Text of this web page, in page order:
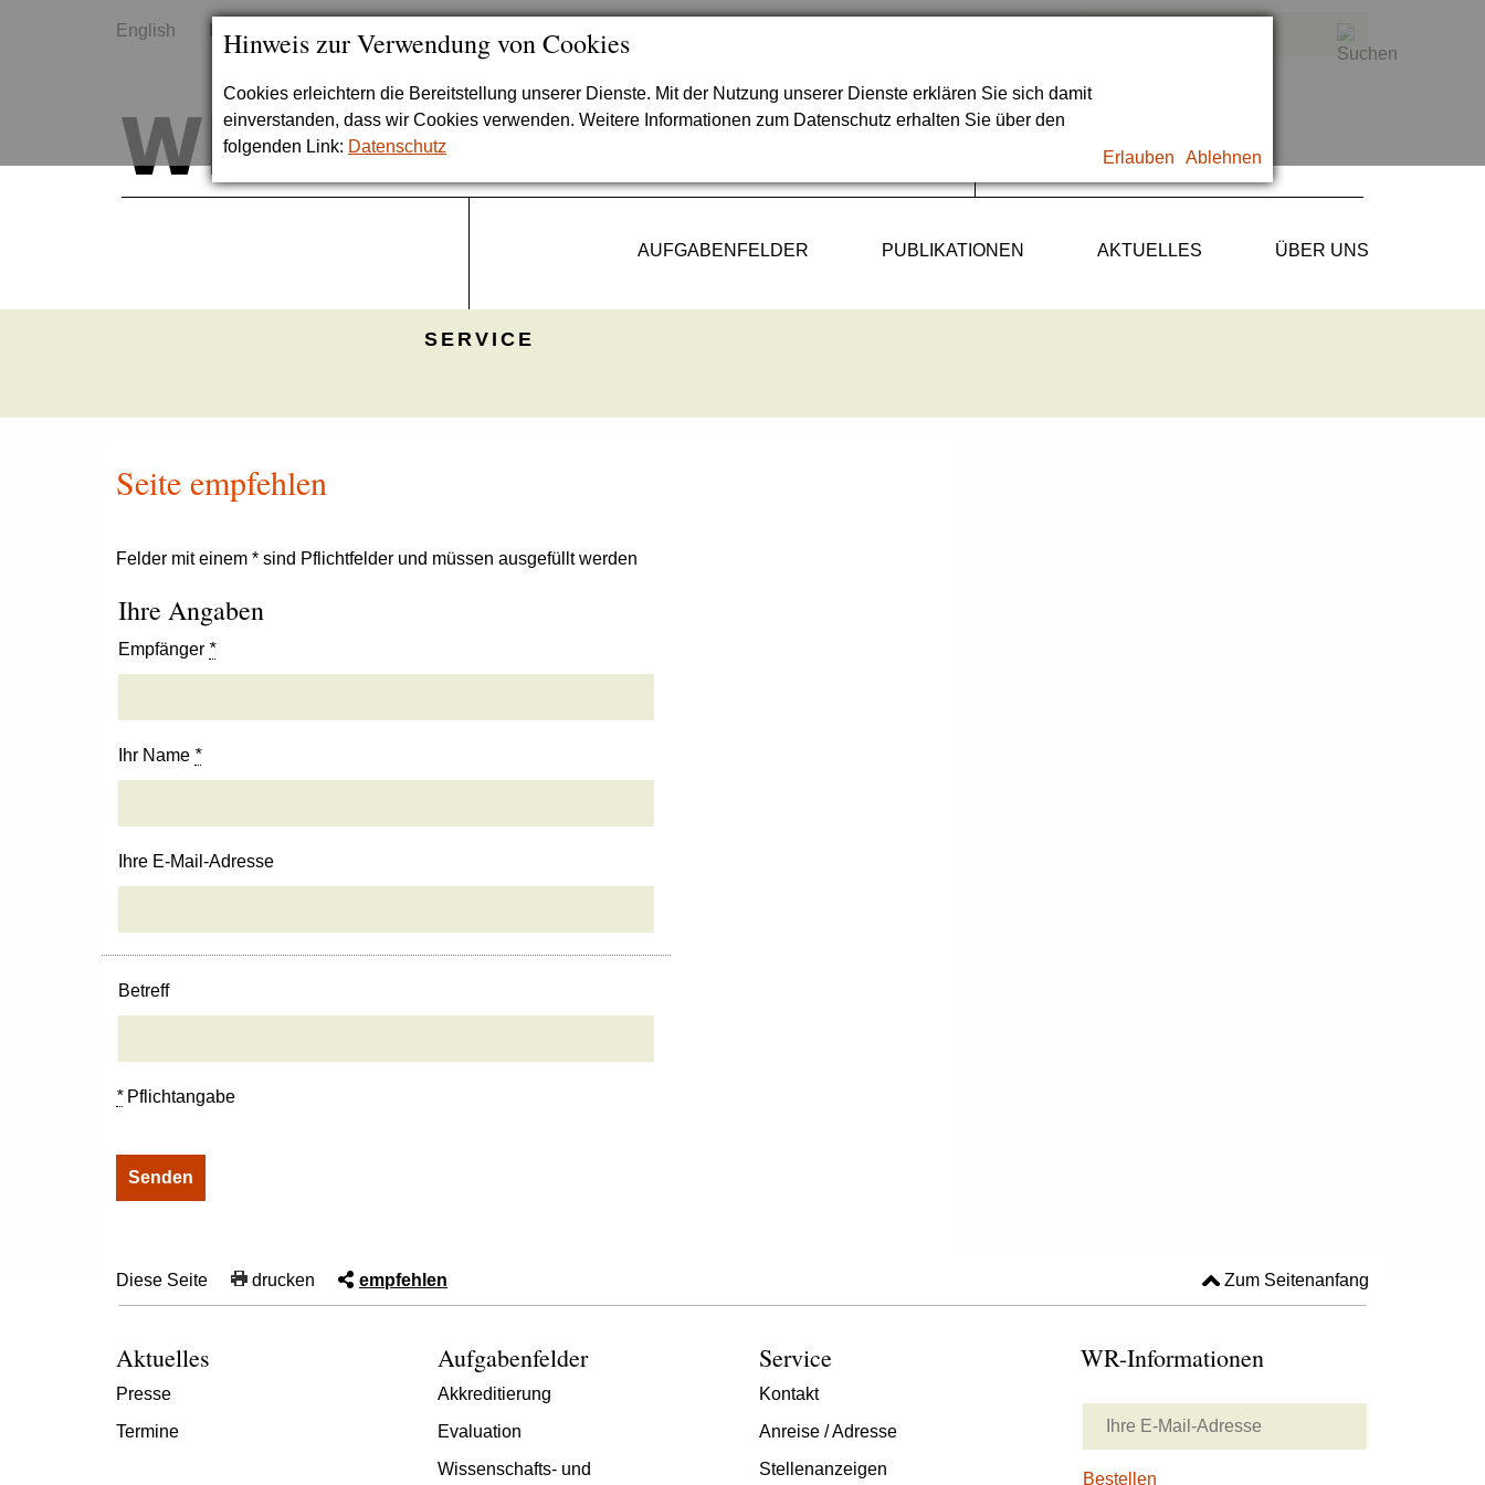
Hinweis zur Verwendung von Cookies
Cookies erleichtern die Bereitstellung unserer Dienste. Mit der Nutzung unserer Dienste erklären Sie sich damit
einverstanden, dass wir Cookies verwenden. Weitere Informationen zum Datenschutz erhalten Sie über den
folgenden Link: Datenschutz
Erlauben Ablehnen
English
AUFGABENFELDER PUBLIKATIONEN AKTUELLES ÜBER UNS
SERVICE
Seite empfehlen
Felder mit einem * sind Pflichtfelder und müssen ausgefüllt werden
Ihre Angaben
Empfänger *
Ihr Name *
Ihre E-Mail-Adresse
Betreff
*Pflichtangabe
Diese Seite drucken empfehlen Zum Seitenanfang
Aktuelles
Presse
Termine
Aufgabenfelder
Akkreditierung
Evaluation
Wissenschafts- und
Service
Kontakt
Anreise / Adresse
Stellenanzeigen
WR-Informationen